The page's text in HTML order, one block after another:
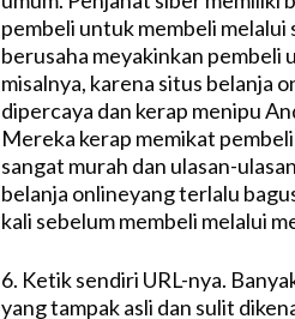
pembeli untuk membeli
berusaha meyakinkan pembeli
misalnya, karena situs belanja
dipercaya dan kerap menipu
Mereka kerap memikat
sangat murah dan ulasan-
belanja onlineyang terlalu
kali sebelum membeli melalui
6. Ketik sendiri URL-nya.
yang tampak asli dan sulit